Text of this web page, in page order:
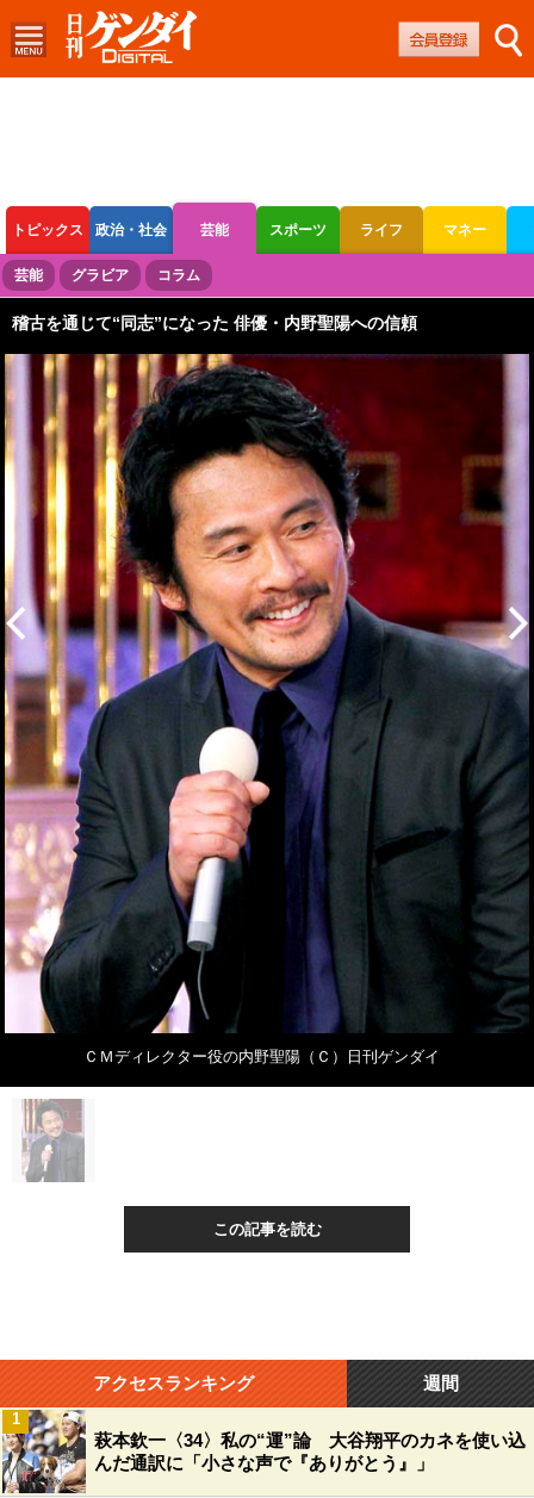
トピックス 政治・社会 芸能 スポーツ ライフ マネー
ボートレース 競輪 オートレース
芸能 グラビア コラム
稽古を通じて“同志”になった 俳優・内野聖陽への信頼
ＣＭディレクター役の内野聖陽（Ｃ）日刊ゲンダイ
この記事を読む
アクセスランキング 週間
萩本欽一〈34〉私の“運”論 大谷翔平のカネを使い込
んだ通訳に「小さな声で『ありがとう』」
1